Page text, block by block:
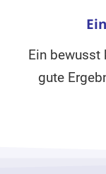
Ein bewusst
gute